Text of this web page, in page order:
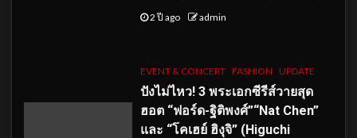
2 ปี ago admin
EVENT & CONCERT FASHION UPDATE
ปังไม่ไหว! 3 พระเอกซีรีส์วายสุด
ฮอต “ฟอร์ด-ฐิติพงศ์”“Nat Chen”
และ “โคเฮย์ ฮิงุจิ” (Higuchi